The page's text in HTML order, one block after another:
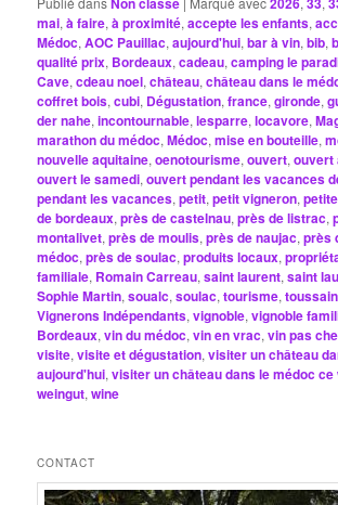
mai,à faire,à proximité,accepte les enfants,
Médoc,AOC Pauillac,aujourd'hui,bar à vin,bib,
qualité prix, Bordeaux,cadeau,camping le
Cave,cdeau noel,château,château dans le
coffret bois,cubi, Dégustation,france,gironde,
der nahe,incontournable,lesparre,locavore,
marathon du médoc,Médoc,mise en bouteille,
nouvelle aquitaine,oenotourisme,ouvert,ouvert
ouvert le samedi,ouvert pendant les vacances
pendant les vacances,petit,petit vigneron,
de bordeaux,près de castelnau,près de listrac,
montalivet,près de moulis,près de naujac,près
médoc,près de soulac,produits locaux,
familiale, Romain Carreau,saint laurent,saint
Sophie Martin,soualc,soulac,tourisme,
Vignerons Indépendants,vignoble,vignoble
Bordeaux,vin du médoc,vin en vrac,vin pas
visite,visite et dégustation,visiter un château
aujourd'hui,visiter un château dans le médoc ce
weingut,wine
CONTACT